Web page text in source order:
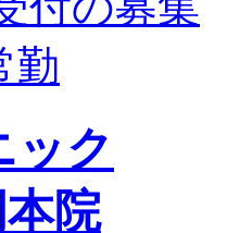
勤